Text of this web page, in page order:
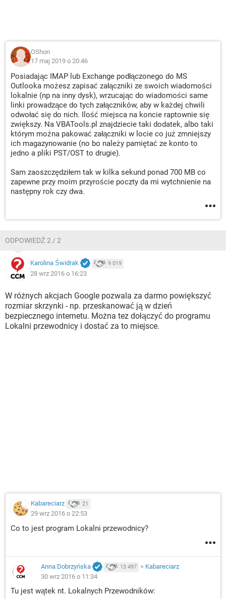
OShon
17 maj 2019 o 20:46
Posiadając IMAP lub Exchange podłączonego do MS
Outlooka możesz zapisać załączniki ze swoich wiadomości
lokalnie (np na inny dysk), wrzucając do wiadomości same
linki prowadzące do tych załączników, aby w każdej chwili
odwołać się do nich. Ilość miejsca na koncie raptownie się
zwiększy. Na VBATools.pl znajdziecie taki dodatek, albo taki
którym można pakować załączniki w locie co już zmniejszy
ich magazynowanie (no bo należy pamiętać ze konto to
jedno a pliki PST/OST to drugie).
Sam zaoszczędziłem tak w kilka sekund ponad 700 MB co
zapewne przy moim przyroście poczty da mi wytchnienie na
następny rok czy dwa.
ODPOWIEDŹ 2 / 2
Karolina Świdrak 9 019
28 wrz 2016 o 16:23
W różnych akcjach Google pozwala za darmo powiększyć
rozmiar skrzynki - np. przeskanować ją w dzień
bezpiecznego internetu. Można tez dołączyć do programu
Lokalni przewodnicy i dostać za to miejsce.
Kabareciarz 21
29 wrz 2016 o 22:53
Co to jest program Lokalni przewodnicy?
Anna Dobrzyńska 13 497 > Kabareciarz
30 wrz 2016 o 11:34
Tu jest wątek nt. Lokalnych Przewodników: